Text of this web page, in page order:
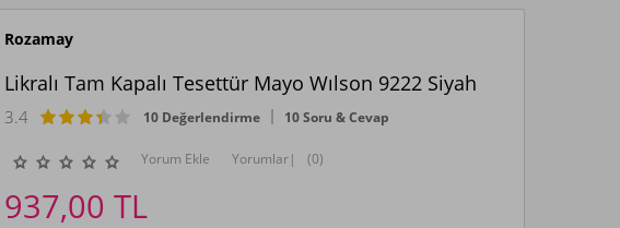
Rozamay
Likralı Tam Kapalı Tesettür Mayo Wılson 9222 Siyah
3.4 10 Değerlendirme 10 Soru & Cevap
Yorum Ekle Yorumlar| (0)
937,00 TL